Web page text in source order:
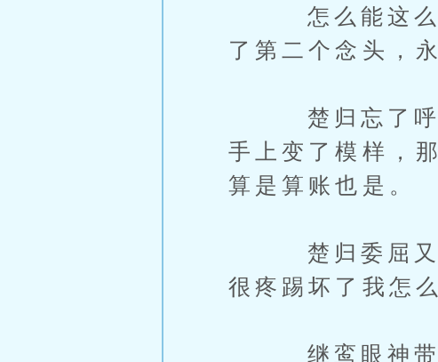
怎么能这么软
了第二个念头，
楚归忘了呼吸
手上变了模样，
算是算账也是。
楚归委屈又气
很疼踢坏了我怎
继鸾眼神带了